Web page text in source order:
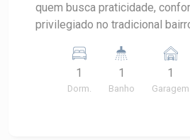
quem busca praticidade,
privilegiado no tradicional
Localizado próximo à ESALQ/
acesso a comércios,
supermercados, serviços e
1
Dorm.
1
Banho
1
Garagem